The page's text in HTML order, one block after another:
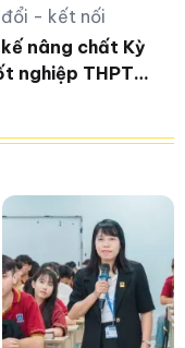
- kết nối
nâng chất Kỳ
nghiệp THPT